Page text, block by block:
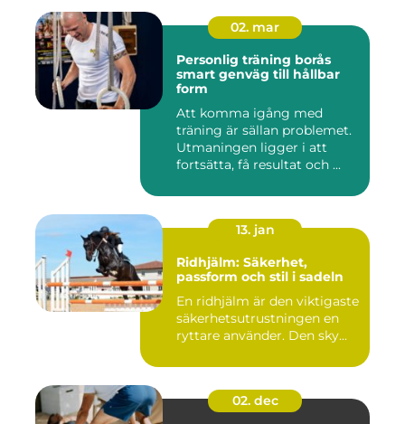
02. mar
Personlig träning borås
smart genväg till hållbar
form
Att komma igång med
träning är sällan problemet.
Utmaningen ligger i att
fortsätta, få resultat och ...
13. jan
Ridhjälm: Säkerhet,
passform och stil i sadeln
En ridhjälm är den viktigaste
säkerhetsutrustningen en
ryttare använder. Den sky...
02. dec